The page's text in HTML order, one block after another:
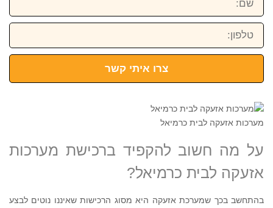
טלפון:
צרו איתי קשר
מערכות אזעקה לבית כרמיאל
על מה חשוב להקפיד ברכישת מערכות
אזעקה לבית כרמיאל?
בהתחשב בכך שמערכת אזעקה היא מסוג הרכישות שאיננו נוטים לבצע